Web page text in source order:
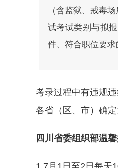
（含监狱、戒毒
试考试类别与拟
件、符合职位要求
考录过程中有违规
各省（区、市）确
四川省委组织部温馨